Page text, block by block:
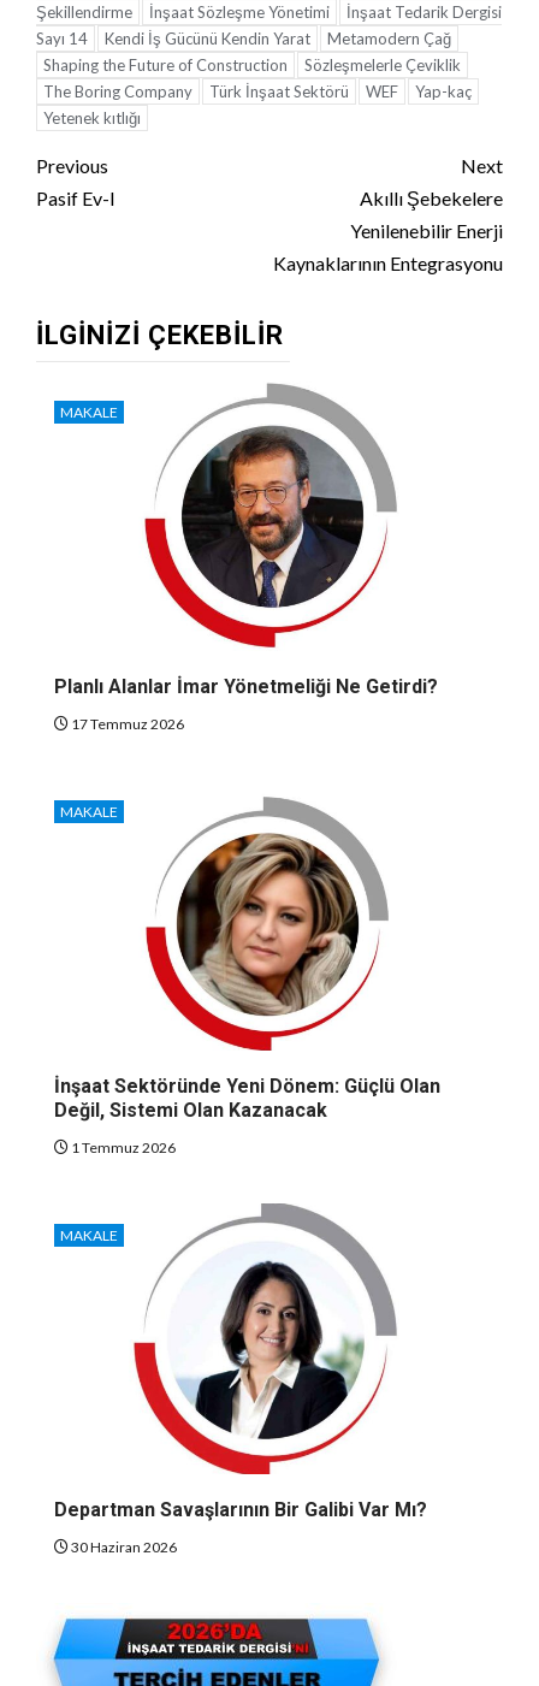
Şekillendirme
İnşaat Sözleşme Yönetimi
İnşaat Tedarik Dergisi
Sayı 14
Kendi İş Gücünü Kendin Yarat
Metamodern Çağ
Shaping the Future of Construction
Sözleşmelerle Çeviklik
The Boring Company
Türk İnşaat Sektörü WEF
Yap-kaç
Yetenek kıtlığı
Continue
Reading
Previous
Pasif Ev-I
Next
Akıllı Şebekelere
Yenilenebilir Enerji
Kaynaklarının Entegrasyonu
İLGINIZI ÇEKEBILIR
MAKALE
Planlı Alanlar İmar Yönetmeliği Ne Getirdi?
17 Temmuz 2026
MAKALE
İnşaat Sektöründe Yeni Dönem: Güçlü Olan
Değil, Sistemi Olan Kazanacak
1 Temmuz 2026
MAKALE
Departman Savaşlarının Bir Galibi Var Mı?
30 Haziran 2026